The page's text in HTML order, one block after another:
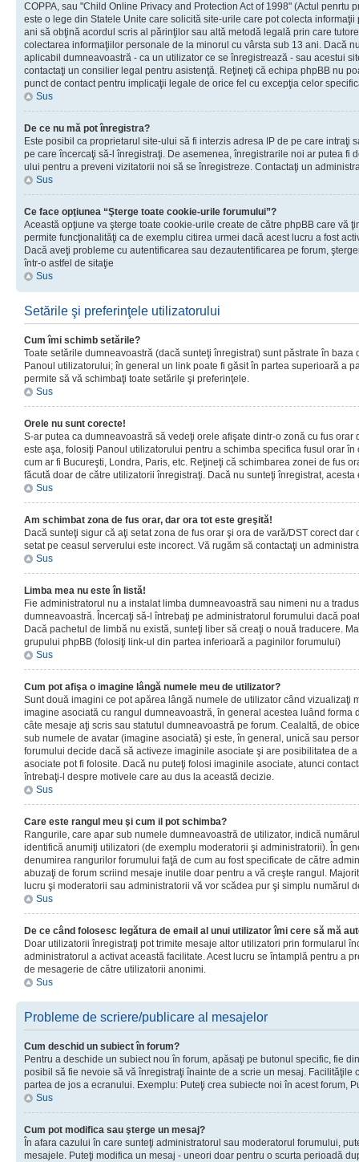
COPPA, sau "Child Online Privacy and Protection Act of 1998" (Actul penrtu
este o lege din Statele Unite care solicită site-urile care pot colecta
ani să obţină acordul scris al părinţilor sau altă metodă legală prin care
colectarea informaţiilor personale de la minorul cu vârsta sub 13 ani. Dacă
aplicabil dumneavoastră - ca un utilizator ce se înregistrează - sau acestui
contactaţi un consilier legal pentru asistenţă. Reţineţi că echipa phpBB nu
punct de contact pentru implicaţii legale de orice fel cu excepţia celor
Sus
De ce nu mă pot înregistra?
Este posibil ca proprietarul site-ului să fi interzis adresa IP de pe care intraţi
pe care încercaţi să-l înregistraţi. De asemenea, înregistrarile noi ar putea fi
ului pentru a preveni vizitatorii noi să se înregistreze. Contactaţi un
Sus
Ce face opţiunea “Şterge toate cookie-urile forumului”?
Această opţiune va şterge toate cookie-urile create de către phpBB care vă
permite funcţionalităţi ca de exemplu citirea urmei dacă acest lucru a fost
Dacă aveţi probleme cu autentificarea sau dezautentificarea pe forum,
într-o astfel de sitaţie
Sus
Setările şi preferinţele utilizatorului
Cum îmi schimb setările?
Toate setările dumneavoastră (dacă sunteţi înregistrat) sunt păstrate în baza
Panoul utilizatorului; în general un link poate fi găsit în partea superioară a
permite să vă schimbaţi toate setările şi preferinţele.
Sus
Orele nu sunt corecte!
S-ar putea ca dumneavoastră să vedeţi orele afişate dintr-o zonă cu fus orar
este aşa, folosiţi Panoul utilizatorului pentru a schimba specifica fusul orar
cum ar fi Bucureşti, Londra, Paris, etc. Reţineţi că schimbarea zonei de fus
făcută doar de către utilizatorii înregistraţi. Dacă nu sunteţi înregistrat, acesta
Sus
Am schimbat zona de fus orar, dar ora tot este greşită!
Dacă sunteţi sigur că aţi setat zona de fus orar şi ora de vară/DST corect
setat pe ceasul serverului este incorect. Vă rugăm să contactaţi un
Sus
Limba mea nu este în listă!
Fie administratorul nu a instalat limba dumneavoastră sau nimeni nu a
dumneavoastră. Încercaţi să-l întrebaţi pe administratorul forumului dacă
Dacă pachetul de limbă nu există, sunteţi liber să creaţi o nouă traducere.
grupului phpBB (folosiţi link-ul din partea inferioară a paginilor forumului)
Sus
Cum pot afişa o imagine lângă numele meu de utilizator?
Sunt două imagini ce pot apărea lângă numele de utilizator când vizualizaţi
imagine asociată cu rangul dumneavoastră, în general acestea luând forma
câte mesaje aţi scris sau statutul dumneavoastră pe forum. Cealaltă, de
sub numele de avatar (imagine asociată) şi este, în general, unică sau
forumului decide dacă să activeze imaginile asociate şi are posibilitatea de
asociate pot fi folosite. Dacă nu puteţi folosi imaginile asociate, atunci
întrebaţi-l despre motivele care au dus la această decizie.
Sus
Care este rangul meu şi cum il pot schimba?
Rangurile, care apar sub numele dumneavoastră de utilizator, indică
identifică anumiţi utilizatori (de exemplu moderatorii şi administratorii). În
denumirea rangurilor forumului faţă de cum au fost specificate de către
abuzaţi de forum scriind mesaje inutile doar pentru a vă creşte rangul.
lucru şi moderatorii sau administratorii vă vor scădea pur şi simplu numărul
Sus
De ce când folosesc legătura de email al unui utilizator îmi cere să mă
Doar utilizatorii înregistraţi pot trimite mesaje altor utilizatori prin formularul
administratorul a activat această facilitate. Acest lucru se întamplă pentru a
de mesagerie de către utilizatorii anonimi.
Sus
Probleme de scriere/publicare al mesajelor
Cum deschid un subiect în forum?
Pentru a deschide un subiect nou în forum, apăsaţi pe butonul specific, fie
posibil să fie nevoie să vă înregistraţi înainte de a scrie un mesaj. Facilităţile
partea de jos a ecranului. Exemplu: Puteţi crea subiecte noi în acest forum,
Sus
Cum pot modifica sau şterge un mesaj?
În afara cazului în care sunteţi administratorul sau moderatorul forumului,
mesajele. Puteţi modifica un mesaj - uneori doar pentru o scurta perioadă